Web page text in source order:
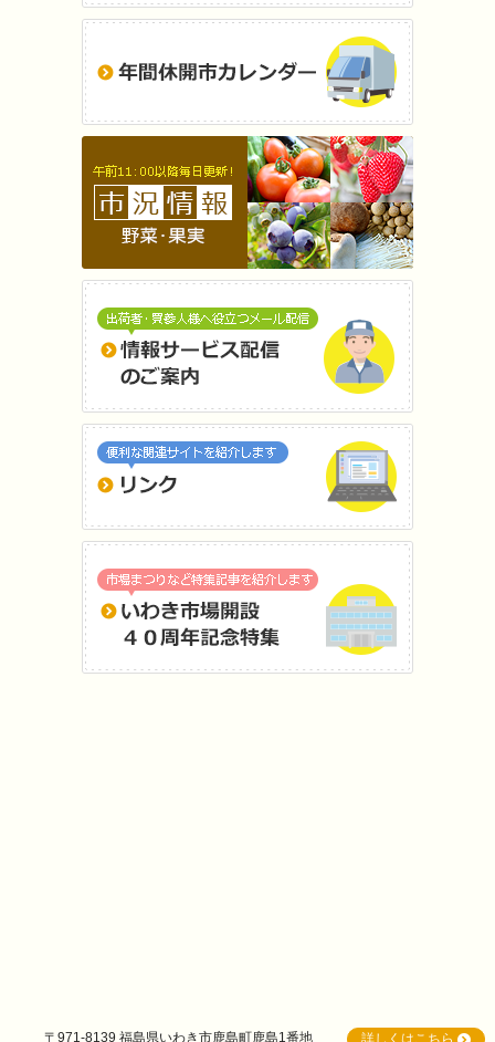
〒971-8139 福島県いわき市鹿島町鹿島1番地 詳しくはこちら